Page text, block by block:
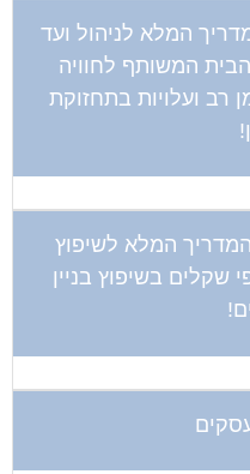
המלא לניהול ועד
המשותף לחוויה
רב ועלויות בתחזוקת
המלא לשיפוץ
שקלים בשיפוץ בניין